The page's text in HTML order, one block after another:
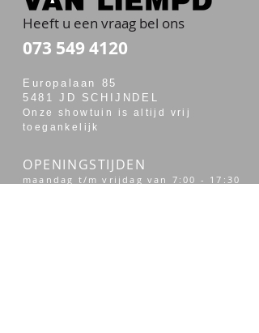
Heeft u een vraag bel ons
073 549 4120
Europalaan 85
5481 JD SCHIJNDEL
Onze showtuin is altijd vrij
toegankelijk
OPENINGSTIJDEN
maandag t/m vrijdag van 7:00 - 17:30